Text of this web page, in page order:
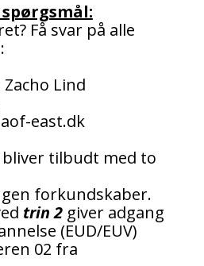
Få svar på alle
Lind
east.dk
bliver tilbudt med to
forkundskaber.
trin 2 giver adgang
(EUD/EUV)
02 fra